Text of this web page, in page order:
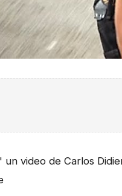
video de Carlos